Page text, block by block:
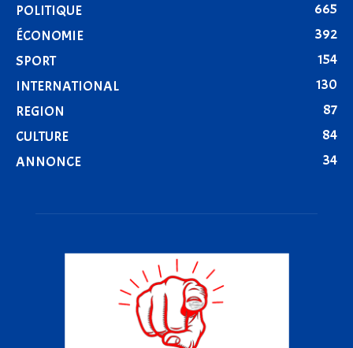
POLITIQUE
665
ÉCONOMIE
392
SPORT
154
INTERNATIONAL
130
REGION
87
CULTURE
84
ANNONCE
34